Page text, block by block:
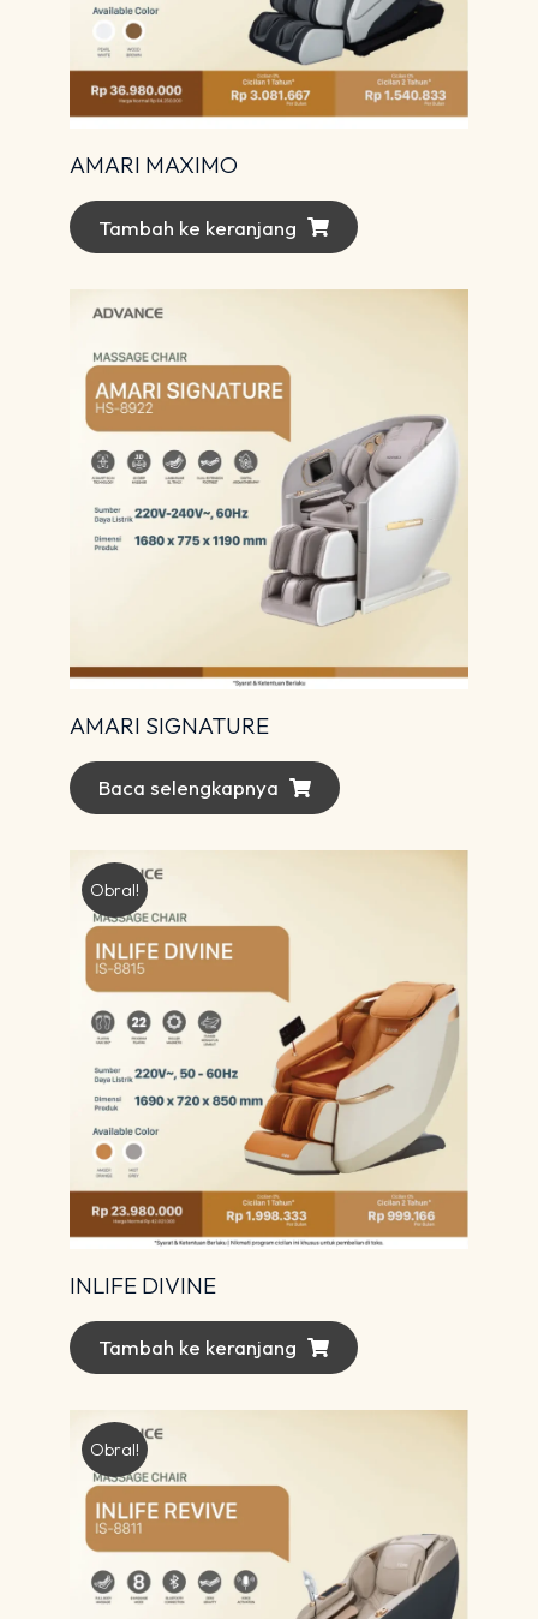
AMARI MAXIMO
Tambah ke keranjang
AMARI SIGNATURE
Baca selengkapnya
Obral!
INLIFE DIVINE
Tambah ke keranjang
Obral!